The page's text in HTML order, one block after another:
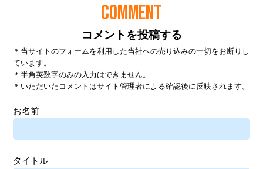
COMMENT
コメントを投稿する
＊当サイトのフォームを利用した当社への売り込みの一切をお断りし
ています。
＊半角英数字のみの入力はできません。
＊いただいたコメントはサイト管理者による確認後に反映されます。
お名前
タイトル